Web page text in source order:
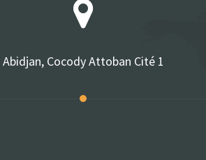
Abidjan, Cocody Attoban Cité 1